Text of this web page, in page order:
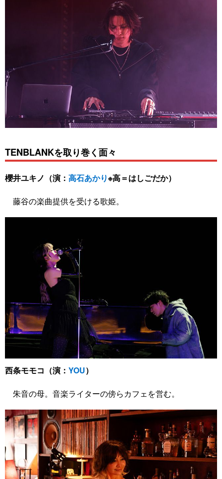
TENBLANKを取り巻く面々
櫻井ユキノ（演： 高石あかり※高＝はしごだか）
藤谷の楽曲提供を受ける歌姫。
西条モモコ（演： YOU）
朱音の母。音楽ライターの傍らカフェを営む。